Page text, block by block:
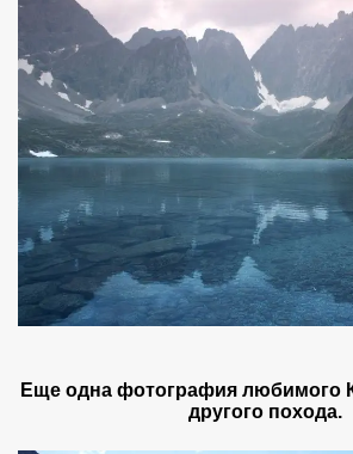
Еще одна фотография любимого
другого похода.